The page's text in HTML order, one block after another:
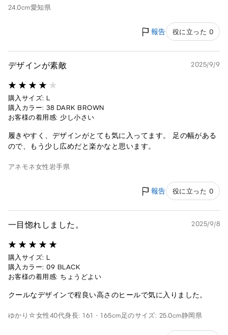
24.0cm愛知県
報告 役に立った 0
デザインが素敵 2025/9/9
購入サイズ: L
購入カラー: 38 DARK BROWN
お客様の着用感: 少し小さい
履きやすく、デザインがとても気に入ってます。 足の幅がある
ので、もう少し広めだと楽かなと思います。
アネモネ女性岩手県
報告 役に立った 0
一目惚れしました。 2025/9/8
購入サイズ: L
購入カラー: 09 BLACK
お客様の着用感: ちょうどよい
クールなデザインで程良い高さのヒールで気に入りました。
ゆかり☆ 女性40代身長: 161 - 165cm足のサイズ: 25.0cm静岡県